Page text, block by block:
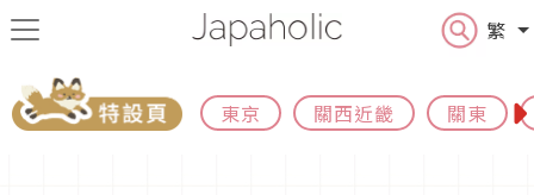
繁
東京 關西近畿 關東